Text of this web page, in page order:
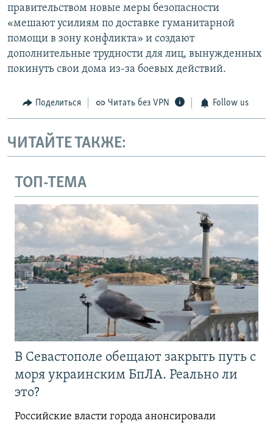
правительством новые меры безопасности
«мешают усилиям по доставке гуманитарной
помощи в зону конфликта» и создают
дополнительные трудности для лиц, вынужденных
покинуть свои дома из-за боевых действий.
Поделиться Читать без VPN Follow us
ЧИТАЙТЕ ТАКЖЕ:
ТОП-ТЕМА
В Севастополе обещают закрыть путь с
моря украинским БпЛА. Реально ли
это?
Российские власти города анонсировали